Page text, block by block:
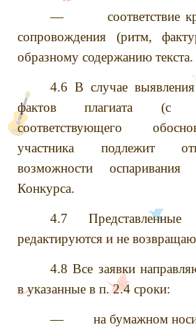
— соответствие
сопровождения (ритм,
образному содержанию текста.
4.6 В случае
фактов плагиата (с
соответствующего
участника подлежит
возможности
Конкурса.
4.7
редактируются и не
4.8 Все заявки
в указанные в п. 2.4 сроки:
— на бумажном